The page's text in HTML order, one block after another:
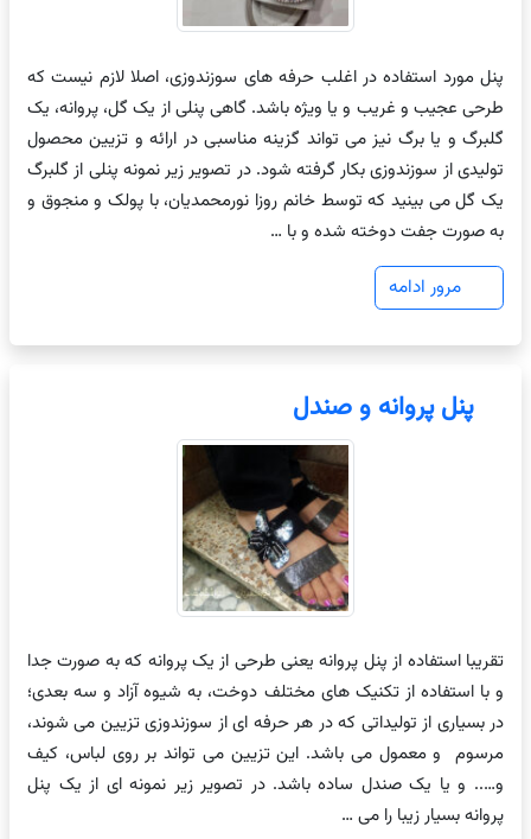
پنل مورد استفاده در اغلب حرفه های سوزندوزی، اصلا لازم نیست که
طرحی عجیب و غریب و یا ویژه باشد. گاهی پنلی از یک گل، پروانه، یک
گلبرگ و یا برگ نیز می تواند گزینه مناسبی در ارائه و تزیین محصول
تولیدی از سوزندوزی بکار گرفته شود. در تصویر زیر نمونه پنلی از گلبرگ
یک گل می بینید که توسط خانم روزا نورمحمدیان، با پولک و منجوق و
به صورت جفت دوخته شده و با …
مرور ادامه
پنل پروانه و صندل
تقریبا استفاده از پنل پروانه یعنی طرحی از یک پروانه که به صورت جدا
و با استفاده از تکنیک های مختلف دوخت، به شیوه آزاد و سه بعدی؛
در بسیاری از تولیداتی که در هر حرفه ای از سوزندوزی تزیین می شوند،
مرسوم و معمول می باشد. این تزیین می تواند بر روی لباس، کیف
و….. و یا یک صندل ساده باشد. در تصویر زیر نمونه ای از یک پنل
پروانه بسیار زیبا را می …